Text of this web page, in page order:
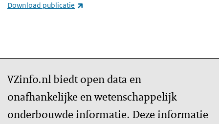
Download publicatie
VZinfo.nl biedt open data en
onafhankelijke en wetenschappelijk
onderbouwde informatie. Deze informatie